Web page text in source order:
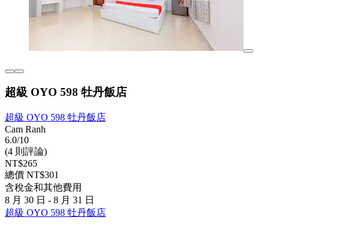
超級 OYO 598 牡丹飯店
超級 OYO 598 牡丹飯店
Cam Ranh
6.0/10
(4 則評論)
NT$265
總價 NT$301
含稅金和其他費用
8 月 30 日 - 8 月 31 日
超級 OYO 598 牡丹飯店